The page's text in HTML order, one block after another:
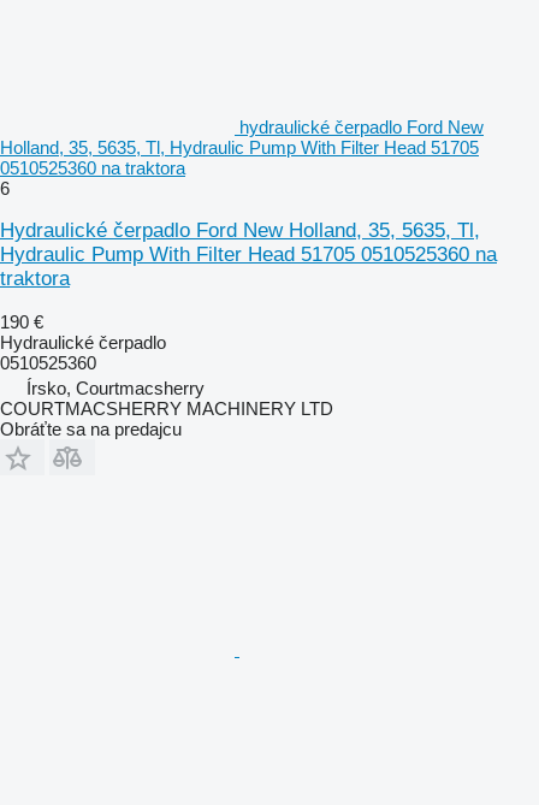
hydraulické čerpadlo Ford New
Holland, 35, 5635, Tl, Hydraulic Pump With Filter Head 51705
0510525360 na traktora
6
Hydraulické čerpadlo Ford New Holland, 35, 5635, Tl,
Hydraulic Pump With Filter Head 51705 0510525360 na
traktora
190 €
Hydraulické čerpadlo
0510525360
Írsko, Courtmacsherry
COURTMACSHERRY MACHINERY LTD
Obráťte sa na predajcu